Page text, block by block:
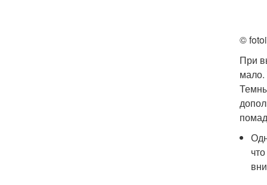
©
При
мало.